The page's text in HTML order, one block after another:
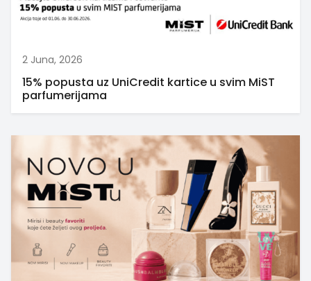
2 Juna, 2026
15% popusta uz UniCredit kartice u svim MiST
parfumerijama